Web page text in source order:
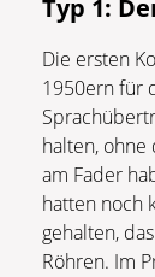
Typ 1:
Die ersten
1950ern für
halten, ohne
am Fader
hatten noch
gehalten,
Röhren. Im